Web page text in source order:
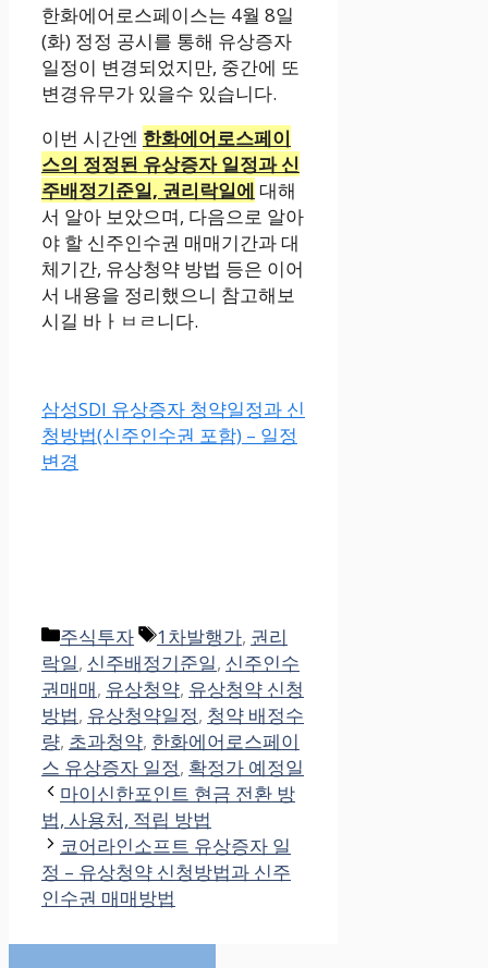
한화에어로스페이스는 4월 8일
(화) 정정 공시를 통해 유상증자
일정이 변경되었지만, 중간에 또
변경유무가 있을수 있습니다.
이번 시간엔 한화에어로스페이
스의 정정된 유상증자 일정과 신
주배정기준일, 권리락일에 대해
서 알아 보았으며, 다음으로 알아
야 할 신주인수권 매매기간과 대
체기간, 유상청약 방법 등은 이어
서 내용을 정리했으니 참고해보
시길 바ㅏㅂㄹ니다.
삼성SDI 유상증자 청약일정과 신
청방법(신주인수권 포함) – 일정
변경
Categories
주식투자 Tags
1차발행가, 권리
락일, 신주배정기준일, 신주인수
권매매, 유상청약, 유상청약 신청
방법, 유상청약일정, 청약 배정수
량, 초과청약, 한화에어로스페이
스 유상증자 일정, 확정가 예정일
마이신한포인트 현금 전환 방
법, 사용처, 적립 방법
코어라인소프트 유상증자 일
정 – 유상청약 신청방법과 신주
인수권 매매방법